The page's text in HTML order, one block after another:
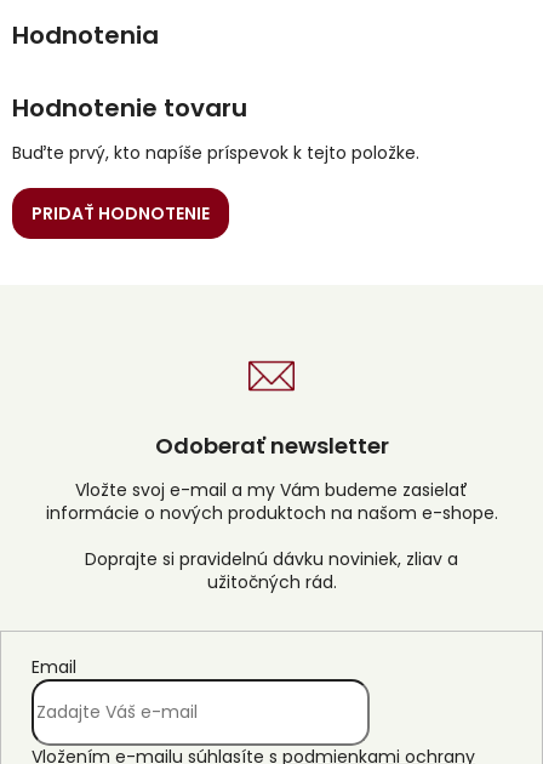
Hodnotenie tovaru
Buďte prvý, kto napíše príspevok k tejto položke.
PRIDAŤ HODNOTENIE
Odoberať newsletter
Vložte svoj e-mail a my Vám budeme zasielať
informácie o nových produktoch na našom e-shope.
Email
Vložením e-mailu súhlasíte s podmienkami ochrany